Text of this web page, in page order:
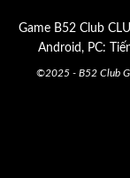
Game B52 Club
Android, PC:
©2025 - B52 Club